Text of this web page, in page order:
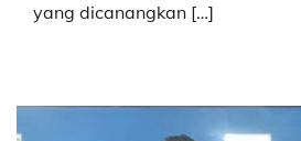
yang dicanangkan […]